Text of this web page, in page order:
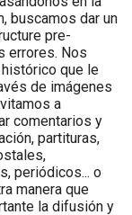
buscamos dar un
pre-
errores. Nos
que le
de imágenes
a
comentarios y
partituras,
periódicos... o
manera que
la difusión y